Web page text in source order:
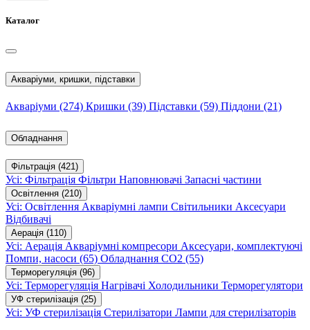
Каталог
Акваріуми, кришки, підставки
Акваріуми (274) Кришки (39) Підставки (59) Піддони (21)
Обладнання
Фільтрація (421)
Усі: Фільтрація Фільтри Наповнювачі Запасні частини
Освітлення (210)
Усі: Освітлення Акваріумні лампи Світильники Аксесуари
Відбивачі
Аерація (110)
Усі: Аерація Акваріумні компресори Аксесуари, комплектуючі
Помпи, насоси (65) Обладнання CO2 (55)
Терморегуляція (96)
Усі: Терморегуляція Нагрівачі Холодильники Терморегулятори
УФ стерилізація (25)
Усі: УФ стерилізація Стерилізатори Лампи для стерилізаторів